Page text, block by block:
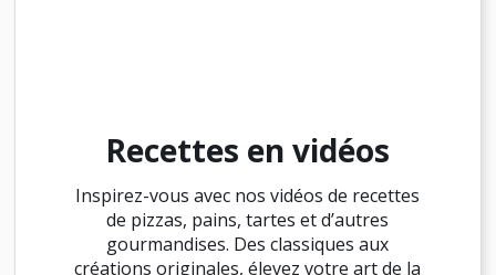
Recettes en vidéos
Inspirez-vous avec nos vidéos de recettes
de pizzas, pains, tartes et d’autres
gourmandises. Des classiques aux
créations originales, élevez votre art de la